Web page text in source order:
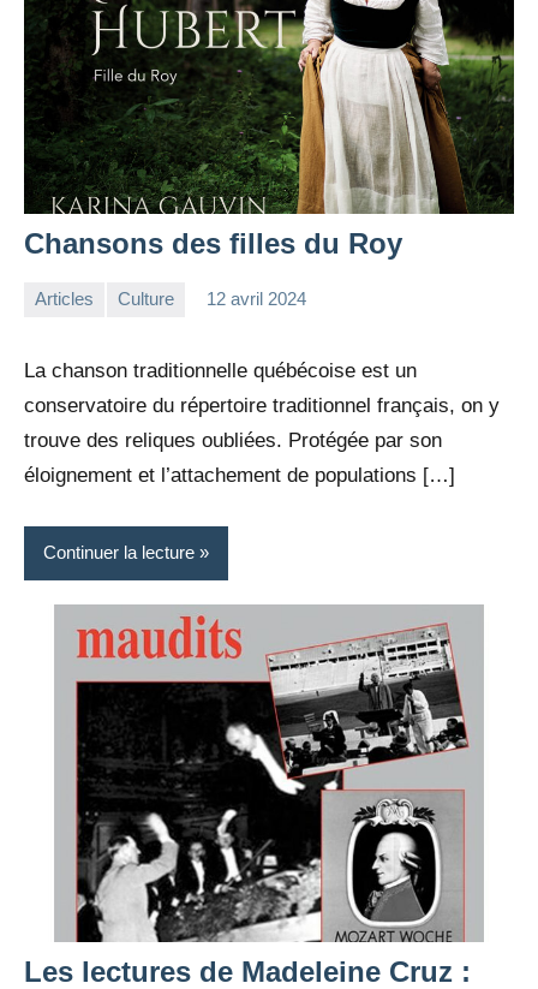
Chansons des filles du Roy
Articles Culture 12 avril 2024
La chanson traditionnelle québécoise est un
conservatoire du répertoire traditionnel français, on y
trouve des reliques oubliées. Protégée par son
éloignement et l’attachement de populations […]
Continuer la lecture
Les lectures de Madeleine Cruz :